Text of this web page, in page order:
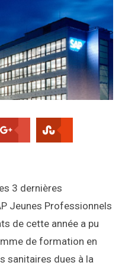
3 dernières
Jeunes Professionnels
de cette année a pu
de formation en
sanitaires dues à la